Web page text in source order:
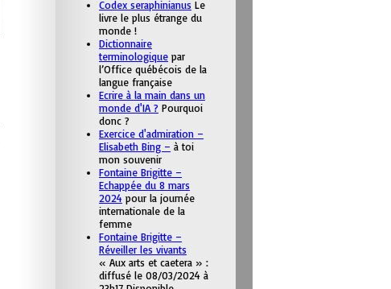
Codex seraphinianus Le
livre le plus étrange du
monde !
Dictionnaire
terminologique par
l’Office québécois de la
langue française
Ecrire à la main dans un
monde d'IA ? Pourquoi
donc ?
Exercice d'admiration –
Elisabeth Bing – à toi
mon souvenir
Fontaine Brigitte –
Echappée du 8 mars
2024 pour la journée
internationale de la
femme
Fontaine Brigitte –
Réveiller les vivants
« Aux arts et caetera » :
diffusé le 08/03/2024 à